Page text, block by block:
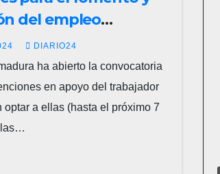
del empleo
DIARIO24
ha abierto la convocatoria
en apoyo del trabajador
optar a ellas (hasta el próximo 7
las…